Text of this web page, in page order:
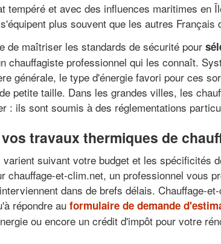
tempéré et avec des influences maritimes
plus souvent que les autres
de maîtriser les standards de sécurité pour
chauffagiste professionnel qui les connaît.
générale, le type d'énergie favori pour ces
petite taille. Dans les grandes villes, les
: ils sont soumis à des réglementations
travaux thermiques de
varient suivant votre budget et les spécificités
chauffage-et-clim.net, un professionnel vous
dans de brefs délais. Chauffage-
répondre au formulaire de demande
ou encore un crédit d'impôt pour votre